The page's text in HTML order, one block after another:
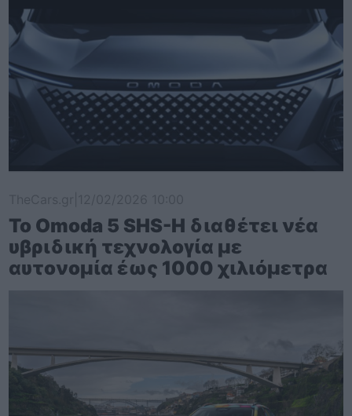
Το Omoda 5 SHS-H διαθέτει νέα
υβριδική τεχνολογία με
αυτονομία έως 1000 χιλιόμετρα